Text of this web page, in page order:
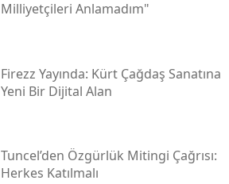
Milliyetçileri Anlamadım"
Firezz Yayında: Kürt Çağdaş Sanatına
Yeni Bir Dijital Alan
Tuncel’den Özgürlük Mitingi Çağrısı:
Herkes Katılmalı